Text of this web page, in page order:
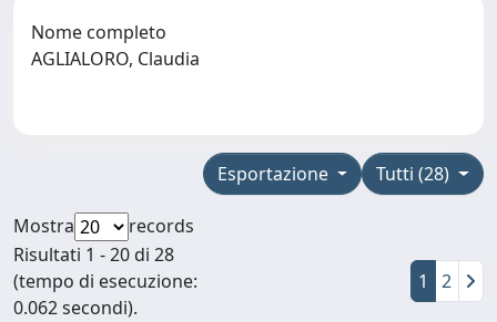
Nome completo
AGLIALORO, Claudia
Tutti (28)
Esportazione
Mostra
records
Risultati 1 - 20 di 28
(tempo di esecuzione:
0.062 secondi).
1 2